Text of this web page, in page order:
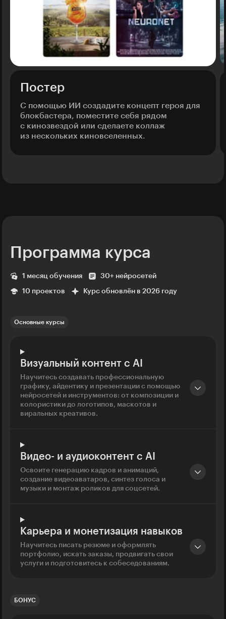
Постер
С помощью ИИ создадите концепт героя для
блокбастера, поместите себя рядом
с кинозвездой или сделаете коллаж
из нескольких киновселенных.
Программа курса
1 месяц обучения 30+ нейросетей
10 проектов Курс обновлён в 2026 году
Основные курсы
Визуальный контент с AI
Научитесь создавать профессиональную
графику, айдентику и презентации с помощью
нейросетей и инструментов: от композиции и
колористики до логотипов, маскотов и
виральных креативов.
Видео- и аудиоконтент с AI
Освоите генерацию кадров и анимаций,
создание видеоаватаров, синтез голоса и
музыки и монтаж роликов для соцсетей.
Карьера и монетизация навыков
Научитесь писать резюме и оформлять
портфолио, искать заказы, продвигать свои
услуги и подготовитесь к собеседованиям.
БОНУС